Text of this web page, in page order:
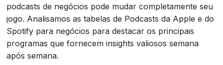
podcasts de negócios pode mudar completamente seu
jogo. Analisamos as tabelas de Podcasts da Apple e do
Spotify para negócios para destacar os principais
programas que fornecem insights valiosos semana
após semana.